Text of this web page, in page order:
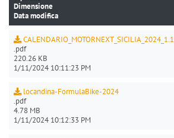
Dimensione
Data modifica
CALENDARIO_MOTORNEXT_SICILIA_2024_1.1
.pdf
220.26 KB
1/11/2024 10:11:23 PM
locandina-FormulaBike-2024
.pdf
4.78 MB
1/11/2024 10:12:33 PM